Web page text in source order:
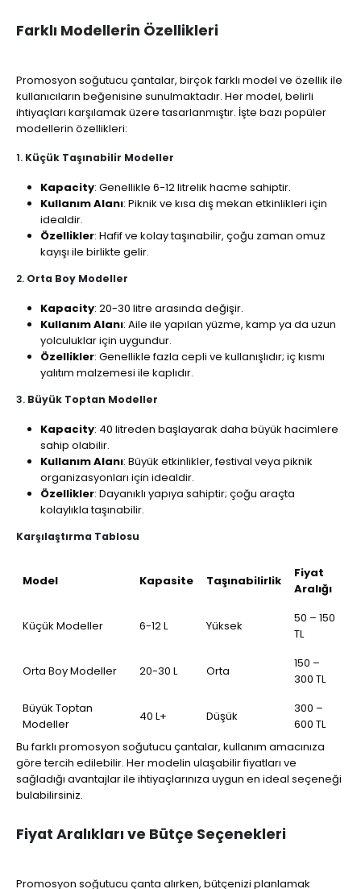
Farklı Modellerin Özellikleri
Promosyon soğutucu çantalar, birçok farklı model ve özellik ile
kullanıcıların beğenisine sunulmaktadır. Her model, belirli
ihtiyaçları karşılamak üzere tasarlanmıştır. İşte bazı popüler
modellerin özellikleri:
1. Küçük Taşınabilir Modeller
Kapacity: Genellikle 6-12 litrelik hacme sahiptir.
Kullanım Alanı: Piknik ve kısa dış mekan etkinlikleri için
idealdir.
Özellikler: Hafif ve kolay taşınabilir, çoğu zaman omuz
kayışı ile birlikte gelir.
2. Orta Boy Modeller
Kapacity: 20-30 litre arasında değişir.
Kullanım Alanı: Aile ile yapılan yüzme, kamp ya da uzun
yolculuklar için uygundur.
Özellikler: Genellikle fazla cepli ve kullanışlıdır; iç kısmı
yalıtım malzemesi ile kaplıdır.
3. Büyük Toptan Modeller
Kapacity: 40 litreden başlayarak daha büyük hacimlere
sahip olabilir.
Kullanım Alanı: Büyük etkinlikler, festival veya piknik
organizasyonları için idealdir.
Özellikler: Dayanıklı yapıya sahiptir; çoğu araçta
kolaylıkla taşınabilir.
Karşılaştırma Tablosu
Model Kapasite Taşınabilirlik
Fiyat
Aralığı
Küçük Modeller 6-12 L Yüksek
50 – 150
TL
Orta Boy Modeller 20-30 L Orta
150 –
300 TL
Büyük Toptan
Modeller
40 L+ Düşük
300 –
600 TL
Bu farklı promosyon soğutucu çantalar, kullanım amacınıza
göre tercih edilebilir. Her modelin ulaşabilir fiyatları ve
sağladığı avantajlar ile ihtiyaçlarınıza uygun en ideal seçeneği
bulabilirsiniz.
Fiyat Aralıkları ve Bütçe Seçenekleri
Promosyon soğutucu çanta alırken, bütçenizi planlamak